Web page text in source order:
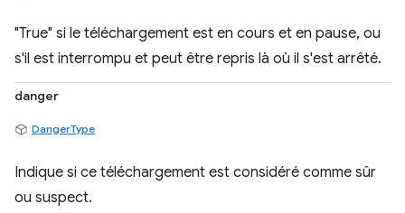
"True" si le téléchargement est en cours et en pause, ou
s'il est interrompu et peut être repris là où il s'est arrêté.
danger
DangerType
Indique si ce téléchargement est considéré comme sûr
ou suspect.